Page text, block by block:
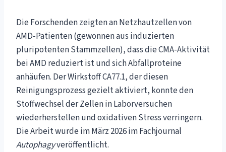
Die Forschenden zeigten an Netzhautzellen von
AMD-Patienten (gewonnen aus induzierten
pluripotenten Stammzellen), dass die CMA-Aktivität
bei AMD reduziert ist und sich Abfallproteine
anhäufen. Der Wirkstoff CA77.1, der diesen
Reinigungsprozess gezielt aktiviert, konnte den
Stoffwechsel der Zellen in Laborversuchen
wiederherstellen und oxidativen Stress verringern.
Die Arbeit wurde im März 2026 im Fachjournal
Autophagyveröffentlicht.